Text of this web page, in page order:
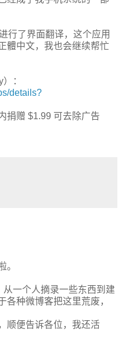
行了界面翻译，这个应用
體中文，我也会继续帮忙
：
details?
捐赠 $1.99 可去除广告
。
一个人摘录一些东西到建
各种微博客把这里荒废，
顺便告诉各位，我还活